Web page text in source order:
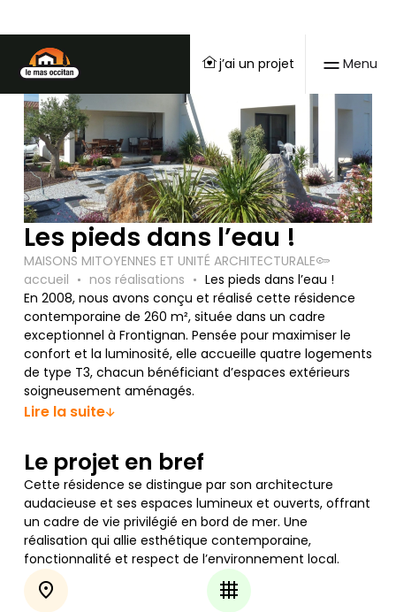
j’ai un projet Menu
Les pieds dans l’eau !
MAISONS MITOYENNES ET UNITÉ ARCHITECTURALE
accueil
nos réalisations
Les pieds dans l’eau !
En 2008, nous avons conçu et réalisé cette résidence
contemporaine de 260 m², située dans un cadre
exceptionnel à Frontignan. Pensée pour maximiser le
confort et la luminosité, elle accueille quatre logements
de type T3, chacun bénéficiant d’espaces extérieurs
soigneusement aménagés.
Lire la suite
Le projet en bref
Cette résidence se distingue par son architecture
audacieuse et ses espaces lumineux et ouverts, offrant
un cadre de vie privilégié en bord de mer. Une
réalisation qui allie esthétique contemporaine,
fonctionnalité et respect de l’environnement local.